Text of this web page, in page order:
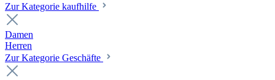
Zur Kategorie kaufhilfe
Damen
Herren
Zur Kategorie Geschäfte